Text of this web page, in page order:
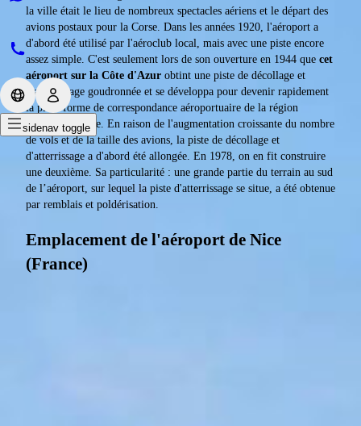
sidenav toggle
la ville était le lieu de nombreux spectacles aériens et le départ des
avions postaux pour la Corse. Dans les années 1920, l'aéroport a
d'abord été utilisé par l'aéroclub local, mais avec une piste encore
assez simple. C'est seulement lors de son ouverture en 1944 que cet
aéroport sur la Côte d'Azur obtint une piste de décollage et
d'atterrissage goudronnée et se développa pour devenir rapidement
la plate-forme de correspondance aéroportuaire de la région
méditerranéenne. En raison de l'augmentation croissante du nombre
de vols et de la taille des avions, la piste de décollage et
d'atterrissage a d'abord été allongée. En 1978, on en fit construire
une deuxième. Sa particularité : une grande partie du terrain au sud
de l’aéroport, sur lequel la piste d'atterrissage se situe, a été obtenue
par remblais et poldérisation.
Emplacement de l'aéroport de Nice
(France)